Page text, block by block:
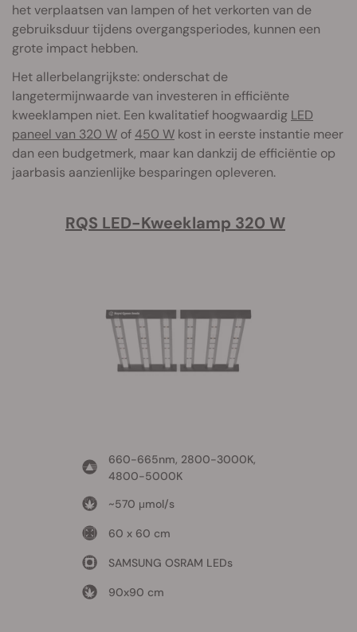
het verplaatsen van lampen of het verkorten van de
gebruiksduur tijdens overgangsperiodes, kunnen een
grote impact hebben.
Het allerbelangrijkste: onderschat de
langetermijnwaarde van investeren in efficiënte
kweeklampen niet. Een kwalitatief hoogwaardig LED
paneel van 320 W of450 W kost in eerste instantie meer
dan een budgetmerk, maar kan dankzij de efficiëntie op
jaarbasis aanzienlijke besparingen opleveren.
RQS LED-Kweeklamp 320 W
660-665nm, 2800-3000K,
4800-5000K
~570 μmol/s
60 x 60 cm
SAMSUNG OSRAM LEDs
90x90 cm